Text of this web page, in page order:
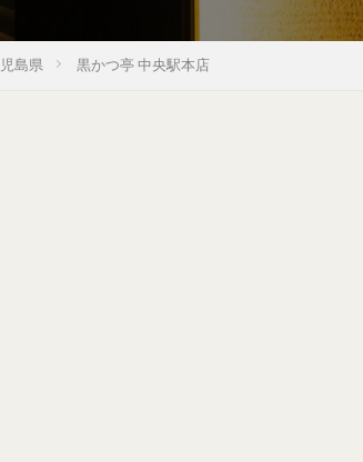
島県 黒かつ亭 中央駅本店